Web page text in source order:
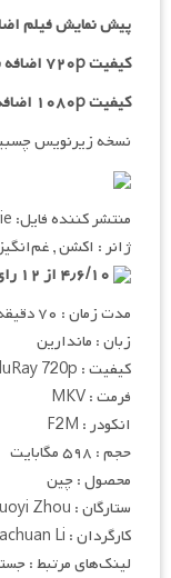
پیش نمایش فیلم
کیفیت ۷۲۰p اضافه شد
کیفیت ۱۰۸۰p اضافه شد
نسخه زیرنویس
منتشر کننده فایل: Film2Movie
ژانر : اکشن ,
مدت زمان : ۷۰ دقیقه
زبان : ماندارین
کیفیت : BluRay 720p
فرمت : MKV
انکودر : F2M
حجم : ۵۹۸ مگابایت
محصول : چین
ستارگان : Qimeng Cheng, Yanyan Zhang, Luoyi Zhou
کارگردان : Dachuan Li
لینک‌های مرتبط :